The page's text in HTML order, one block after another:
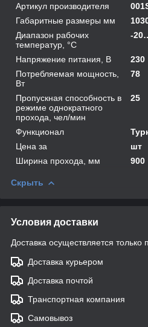
Артикул производителя
Габаритные размеры мм
Диапазон рабочих
температур, °С
-
Напряжение питания, В
230
Потребляемая мощность,
Вт
78
Пропускная способность в
режиме однократного
прохода, чел/мин
25
Функционал
Цена за
шт
Ширина прохода, мм
900
Скрыть
Условия доставки
Доставка осуществляется только
Доставка курьером
Доставка почтой
Транспортная компания
Самовывоз